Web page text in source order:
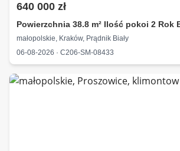
640 000 zł
Powierzchnia 38.8 m² Ilość pokoi 2 Rok
małopolskie, Kraków, Prądnik Biały
06-08-2026 · C206-SM-08433